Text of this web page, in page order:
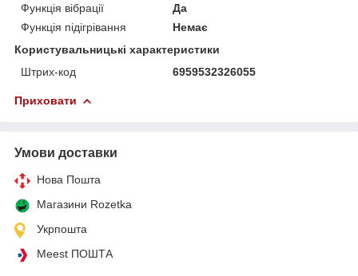
Функція вібрації
Да
Функція підігрівання
Немає
Користувальницькі характеристики
Штрих-код
6959532326055
Приховати
Умови доставки
Нова Пошта
Магазини Rozetka
Укрпошта
Meest ПОШТА